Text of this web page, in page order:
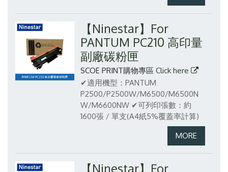
【Ninestar】For
PANTUM PC210 高印量
副廠碳粉匣
SCOE PRINT購物專區 Click here
✔適用機型：PANTUM
P2500/P2500W/M6500/M6500N
W/M6600NW ✔可列印張數：約
1600張 / 單支(A4紙5%覆蓋率計算)
【Ninestar】For